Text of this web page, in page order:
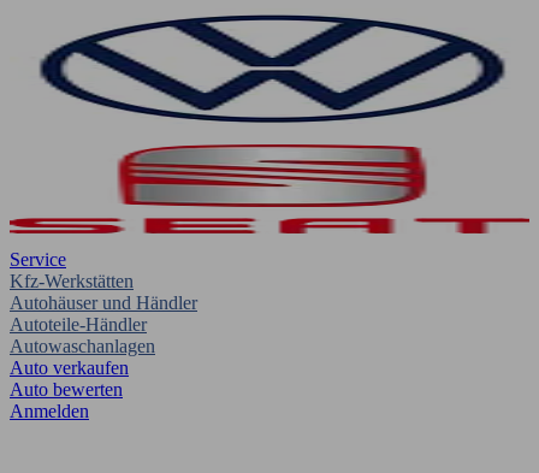
Service
Kfz-Werkstätten
Autohäuser und Händler
Autoteile-Händler
Autowaschanlagen
Auto verkaufen
Auto bewerten
Anmelden